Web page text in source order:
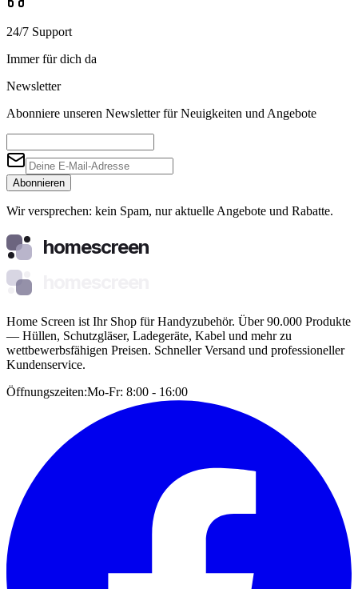
24/7 Support
Immer für dich da
Newsletter
Abonniere unseren Newsletter für Neuigkeiten und Angebote
Abonnieren
Wir versprechen: kein Spam, nur aktuelle Angebote und Rabatte.
homescreen
Home Screen ist Ihr Shop für Handyzubehör. Über 90.000 Produkte
— Hüllen, Schutzgläser, Ladegeräte, Kabel und mehr zu
wettbewerbsfähigen Preisen. Schneller Versand und professioneller
Kundenservice.
Öffnungszeiten:Mo-Fr: 8:00 - 16:00